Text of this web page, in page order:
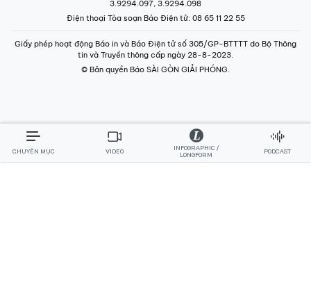
3.9294.097, 3.9294.098
Điện thoại Tòa soạn Báo Điện tử: 08 65 11 22 55
Giấy phép hoạt động Báo in và Báo Điện tử số 305/GP-BTTTT do Bộ Thông
tin và Truyền thông cấp ngày 28-8-2023.
© Bản quyền Báo SÀI GÒN GIẢI PHÓNG.
CHUYÊN MỤC VIDEO
INFOGRAPHIC /
LONGFORM
PODCAST